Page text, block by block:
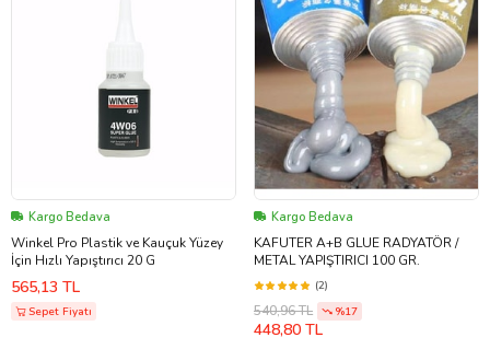
Kargo Bedava
Winkel Pro Plastik ve Kauçuk Yüzey
İçin Hızlı Yapıştırıcı 20 G
565,13 TL
Sepet Fiyatı
Kargo Bedava
KAFUTER A+B GLUE RADYATÖR /
METAL YAPIŞTIRICI 100 GR.
(2)
540,96 TL %17
448,80 TL